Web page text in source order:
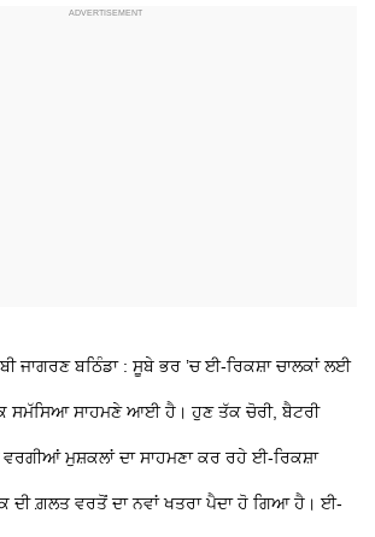
ਜਾਗਰਣਬਠਿੰਡਾ : ਸੂਬੇ ਭਰ ’ਚ ਈ-ਰਿਕਸ਼ਾ ਚਾਲਕਾਂ ਲਈ
ਸਮੱਸਿਆ ਸਾਹਮਣੇ ਆਈ ਹੈ। ਹੁਣ ਤੱਕ ਚੋਰੀ, ਬੈਟਰੀ
ਮੁਸ਼ਕਲਾਂ ਦਾ ਸਾਹਮਣਾ ਕਰ ਰਹੇ ਈ-ਰਿਕਸ਼ਾ
ਦੀ ਗ਼ਲਤ ਵਰਤੋਂ ਦਾ ਨਵਾਂ ਖਤਰਾ ਪੈਦਾ ਹੋ ਗਿਆ ਹੈ। ਈ-